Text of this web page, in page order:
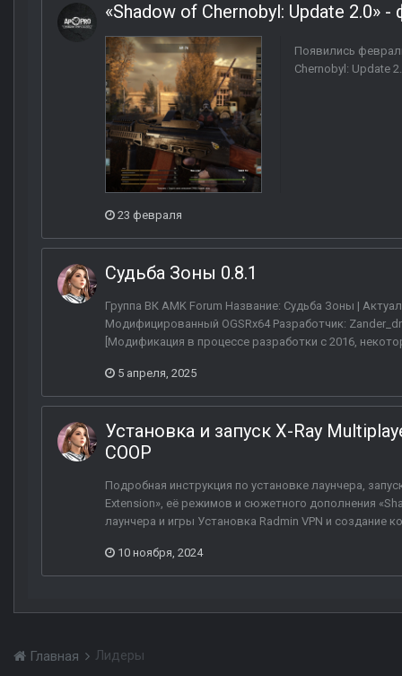
«Shadow of Chernobyl: Update 2.0»
Появились
Chernobyl: Update
23 февраля
Судьба Зоны 0.8.1
Группа ВК AMK Forum Название: Судьба Зоны |
Модифицированный OGSRх64 Разработчик:
[Модификация в процессе разработки с 2016,
5 апреля, 2025
Установка и запуск X-Ray
COOP
Подробная инструкция по установке лаунчера,
Extension», её режимов и сюжетного дополнения
лаунчера и игры Установка Radmin VPN и создание
10 ноября, 2024
Главная Лидеры